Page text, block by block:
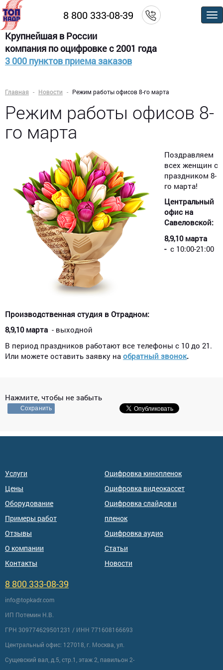
8 800 333-08-39
Крупнейшая в России
компания по оцифровке с 2001 года
3 000 пунктов приема заказов
Главная Новости Режим работы офисов 8-го марта
Режим работы офисов 8-
го марта
Поздравляем
всех женщин с
праздником 8-
го марта!
Центральный
офис на
Савеловской:
8,9,10 марта
- с 10:00-21:00
Производственная студия в Отрадном:
8,9,10 марта - выходной
В период праздников работают все телефоны с 10 до 21.
Или можете оставить заявку на обратный звонок.
Нажмите, чтобы не забыть
Сохранить
Услуги
Цены
Оборудование
Примеры работ
Отзывы
О компании
Контакты
Оцифровка кинопленок
Оцифровка видеокассет
Оцифровка слайдов и
пленок
Оцифровка аудио
Статьи
Новости
8 800 333-08-39
info@topkadr.com
ИП Потемин Н.В.
ГРН 309774629501231 / ИНН 771608166693
Центральный офис: 127018, г. Москва, ул.
Сущевский вал, д.5, стр.1, этаж 2, павильон 2-